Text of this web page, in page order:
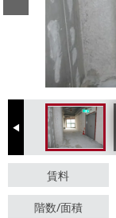
Previous
賃料
階数/面積